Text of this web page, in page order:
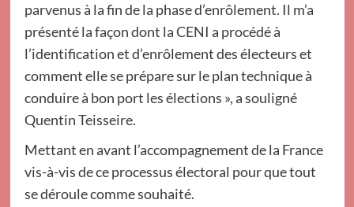
parvenus à la fin de la phase d’enrôlement. Il m’a
présenté la façon dont la CENI a procédé à
l’identification et d’enrôlement des électeurs et
comment elle se prépare sur le plan technique à
conduire à bon port les élections », a souligné
Quentin Teisseire.
Mettant en avant l’accompagnement de la France
vis-à-vis de ce processus électoral pour que tout
se déroule comme souhaité.